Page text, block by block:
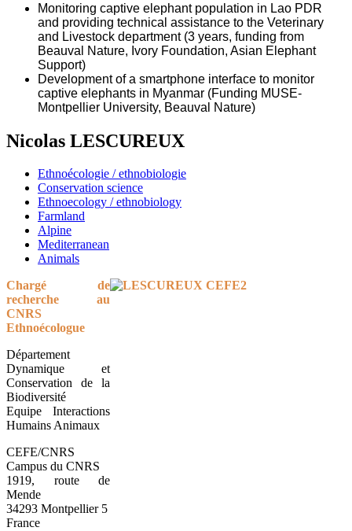
Monitoring captive elephant population in Lao PDR
and providing technical assistance to the Veterinary
and Livestock department (3 years, funding from
Beauval Nature, Ivory Foundation, Asian Elephant
Support)
Development of a smartphone interface to monitor
captive elephants in Myanmar (Funding MUSE-
Montpellier University, Beauval Nature)
Nicolas LESCUREUX
Ethnoécologie / ethnobiologie
Conservation science
Ethnoecology / ethnobiology
Farmland
Alpine
Mediterranean
Animals
Chargé de
recherche au
CNRS
Ethnoécologue
Département
Dynamique et
Conservation de la
Biodiversité
Equipe Interactions
Humains Animaux
CEFE/CNRS
Campus du CNRS
1919, route de
Mende
34293 Montpellier 5
France